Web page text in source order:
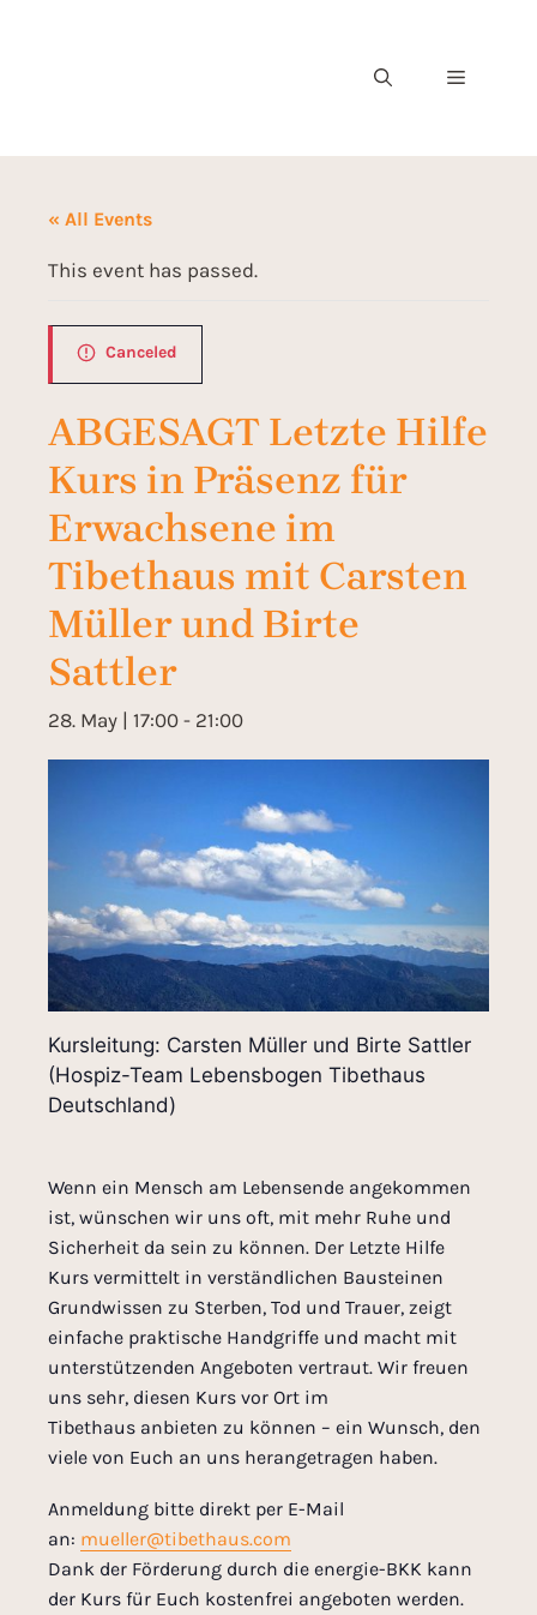
« All Events
This event has passed.
Canceled
ABGESAGT Letzte Hilfe
Kurs in Präsenz für
Erwachsene im
Tibethaus mit Carsten
Müller und Birte
Sattler
28. May | 17:00 - 21:00
Kursleitung: Carsten Müller und Birte Sattler
(Hospiz-Team Lebensbogen Tibethaus
Deutschland)
Wenn ein Mensch am Lebensende angekommen
ist, wünschen wir uns oft, mit mehr Ruhe und
Sicherheit da sein zu können. Der Letzte Hilfe
Kurs vermittelt in verständlichen Bausteinen
Grundwissen zu Sterben, Tod und Trauer, zeigt
einfache praktische Handgriffe und macht mit
unterstützenden Angeboten vertraut. Wir freuen
uns sehr, diesen Kurs vor Ort im
Tibethaus anbieten zu können – ein Wunsch, den
viele von Euch an uns herangetragen haben.
Anmeldung bitte direkt per E-Mail
an: mueller@tibethaus.com
Dank der Förderung durch die energie-BKK kann
der Kurs für Euch kostenfrei angeboten werden.